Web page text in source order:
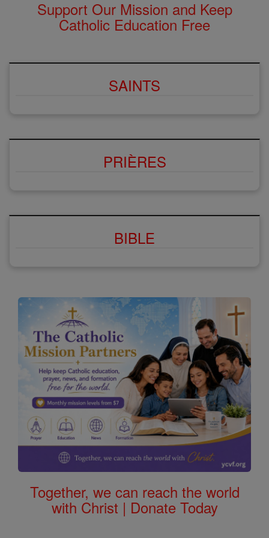
Support Our Mission and Keep
Catholic Education Free
SAINTS
PRIÈRES
BIBLE
Together, we can reach the world
with Christ | Donate Today